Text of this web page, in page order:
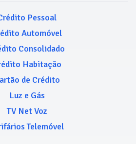
Pessoal
Automóvel
Consolidado
Habitação
de Crédito
Luz e Gás
TV Net Voz
Telemóvel